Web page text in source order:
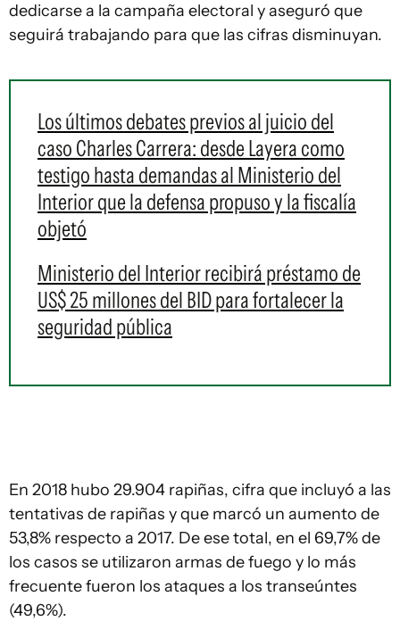
dedicarse a la campaña electoral y aseguró que
seguirá trabajando para que las cifras disminuyan.
Los últimos debates previos al juicio del
caso Charles Carrera: desde Layera como
testigo hasta demandas al Ministerio del
Interior que la defensa propuso y la fiscalía
objetó
Ministerio del Interior recibirá préstamo de
US$ 25 millones del BID para fortalecer la
seguridad pública
En 2018 hubo 29.904 rapiñas, cifra que incluyó a las
tentativas de rapiñas y que marcó un aumento de
53,8% respecto a 2017. De ese total, en el 69,7% de
los casos se utilizaron armas de fuego y lo más
frecuente fueron los ataques a los transeúntes
(49,6%).